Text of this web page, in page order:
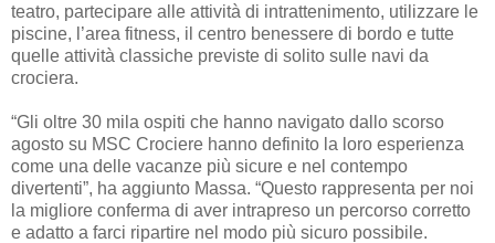
teatro, partecipare alle attività di intrattenimento, utilizzare le
piscine, l’area fitness, il centro benessere di bordo e tutte
quelle attività classiche previste di solito sulle navi da
crociera.
“Gli oltre 30 mila ospiti che hanno navigato dallo scorso
agosto su MSC Crociere hanno definito la loro esperienza
come una delle vacanze più sicure e nel contempo
divertenti”, ha aggiunto Massa. “Questo rappresenta per noi
la migliore conferma di aver intrapreso un percorso corretto
e adatto a farci ripartire nel modo più sicuro possibile.